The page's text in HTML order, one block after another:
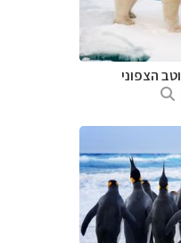
הצפוני